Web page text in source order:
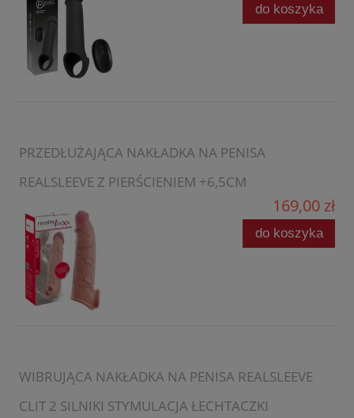
do koszyka
PRZEDŁUŻAJĄCA NAKŁADKA NA PENISA
REALSLEEVE Z PIERŚCIENIEM +6,5CM
169,00 zł
do koszyka
WIBRUJĄCA NAKŁADKA NA PENISA REALSLEEVE
CLIT 2 SILNIKI STYMULACJA ŁECHTACZKI